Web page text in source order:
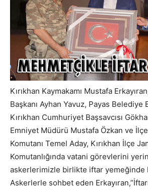
Kırıkhan Kaymakamı Mustafa
Başkanı Ayhan Yavuz, Payas Belediye
Kırıkhan Cumhuriyet Başsavcısı
Emniyet Müdürü Mustafa Özkan ve
Komutanı Temel Aday, Kırıkhan İlçe
Komutanlığında vatani görevlerini
askerlerimizle birlikte iftar yemeğinde
Askerlerle sohbet eden